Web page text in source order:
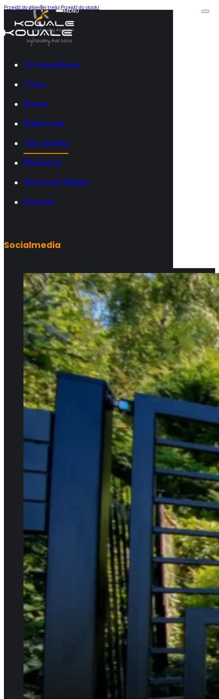
Przejdź do głównej treści Przejdź do stopki
MENU
Strona główna
O nas
Bramy
Balustrady
Ogrodzenia
Realizacje
Sklep Łuki Ślubne
Kontakt
Socialmedia